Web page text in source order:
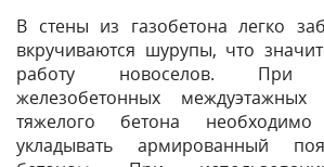
В стены из газобетона легко
вкручиваются шурупы, что
работу новоселов. При
железобетонных
тяжелого бетона
укладывать армированный